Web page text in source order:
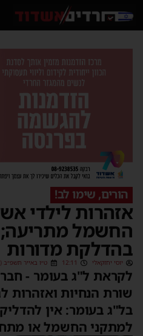
הורים, שימו לב!
אזהרות לילדי
החשמל
בהדלקת מדורות
יוסי יחזקאלי 12:11 ט״ו באייר תשפ״ב (16/05/2022)
לקראת ל"ג בעומר -
שורת הנחיות ואזהרות
בל"ג בעומר: אין
למתקני החשמל או